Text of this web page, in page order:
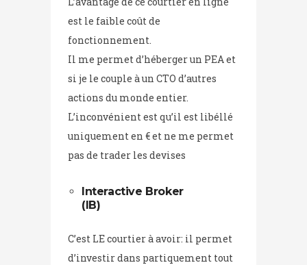
est le faible coût de
fonctionnement.
Il me permet d’héberger un PEA et
si je le couple à un CTO d’autres
actions du monde entier.
L’inconvénient est qu’il est libéllé
uniquement en € et ne me permet
pas de trader les devises
Interactive Broker
(IB)
C’est LE courtier à avoir: il permet
d’investir dans partiquement tout